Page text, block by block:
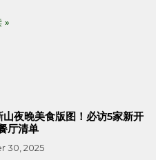
»
夜晚美食版图！必访5家新开
厅清单
30, 2025